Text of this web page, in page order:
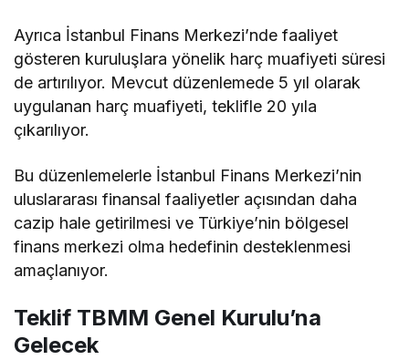
Ayrıca İstanbul Finans Merkezi’nde faaliyet
gösteren kuruluşlara yönelik harç muafiyeti süresi
de artırılıyor. Mevcut düzenlemede 5 yıl olarak
uygulanan harç muafiyeti, teklifle 20 yıla
çıkarılıyor.
Bu düzenlemelerle İstanbul Finans Merkezi’nin
uluslararası finansal faaliyetler açısından daha
cazip hale getirilmesi ve Türkiye’nin bölgesel
finans merkezi olma hedefinin desteklenmesi
amaçlanıyor.
Teklif TBMM Genel Kurulu’na
Gelecek